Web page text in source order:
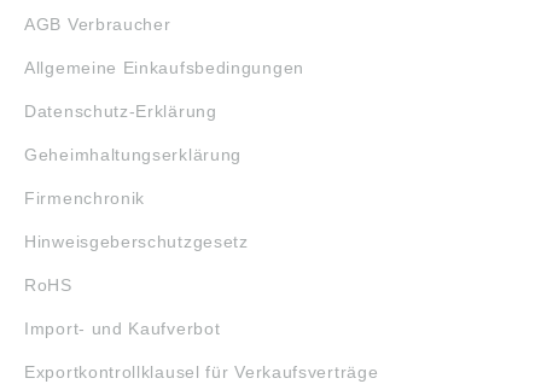
AGB Verbraucher
Allgemeine Einkaufsbedingungen
Datenschutz-Erklärung
Geheimhaltungserklärung
Firmenchronik
Hinweisgeberschutzgesetz
RoHS
Import- und Kaufverbot
Exportkontrollklausel für Verkaufsverträge